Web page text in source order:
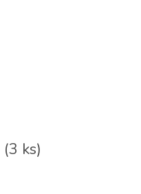
(3 ks)